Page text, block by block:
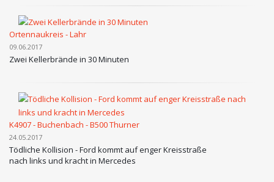
Ortennaukreis - Lahr
09.06.2017
Zwei Kellerbrände in 30 Minuten
K4907 - Buchenbach - B500 Thurner
24.05.2017
Tödliche Kollision - Ford kommt auf enger Kreisstraße
nach links und kracht in Mercedes